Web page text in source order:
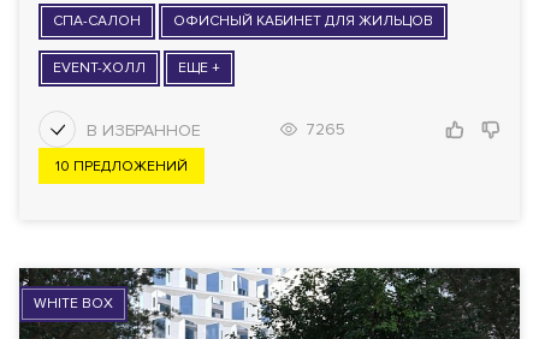
СПА-САЛОН ОФИСНЫЙ КАБИНЕТ ДЛЯ ЖИЛЬЦОВ
EVENT-ХОЛЛ ЕЩЕ +
7265
10 ПРЕДЛОЖЕНИЙ
WHITE BOX